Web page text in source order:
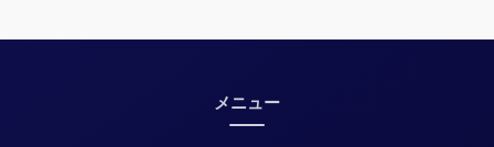
メニュー